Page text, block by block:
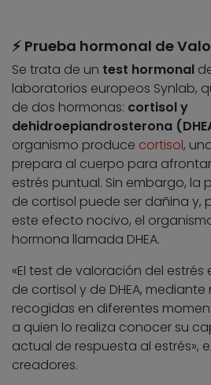
⚡ Prueba hormonal de
Se trata de un test hormonal
laboratorios europeos Synlab,
de dos hormonas: cortisol y
dehidroepiandrosterona
organismo produce cortisol,
prepara al cuerpo para
estrés puntual. Sin embargo,
de cortisol puede ser dañina y,
este efecto nocivo, el
hormona llamada DHEA.
«El test de valoración del
de cortisol y de DHEA,
recogidas en diferentes
a quien lo realiza conocer su
actual de respuesta al estrés»,
creadores.